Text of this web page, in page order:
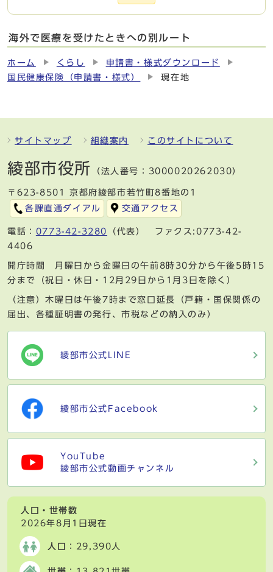
海外で医療を受けたときへの別ルート
ホーム くらし
申請書・様式ダウンロード
国民健康保険（申請書・様式）
現在地
サイトマップ 組織案内 このサイトについて
綾部市役所 （法人番号：3000020262030）
〒623-8501 京都府綾部市若竹町8番地の1
各課直通ダイアル
交通アクセス
電話： 0773-42-3280
（代表） ファクス:0773-42-
4406
開庁時間 月曜日から金曜日の午前8時30分から午後5時15
分まで（祝日・休日・12月29日から1月3日を除く）
（注意）木曜日は午後7時まで窓口延長（戸籍・国保関係の
届出、各種証明書の発行、市税などの納入のみ）
綾部市公式LINE
綾部市公式Facebook
YouTube
綾部市公式動画チャンネル
人口・世帯数
2026年8月1日現在
人口 ：29,390人